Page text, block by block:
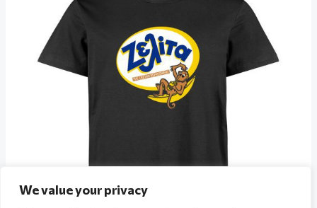
We value your privacy